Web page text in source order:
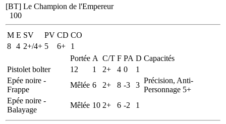
[BT] Le Champion de l'Empereur
100
M E SV PV CD CO
8 4 2+/4+ 5 6+
1
Portée A C/T F PA D Capacités
Pistolet bolter
12 1 2+ 4 0
1
Epée noire -
Frappe
Mêlée 6 2+ 8 -3 3
Précision, Anti-
Personnage 5+
Epée noire -
Balayage
Mêlée 10 2+ 6 -2 1